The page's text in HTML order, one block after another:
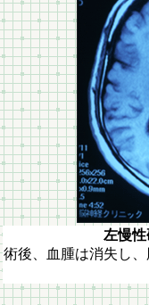
左慢性硬膜下
術後、血腫は消失し、